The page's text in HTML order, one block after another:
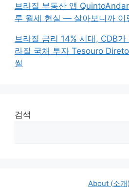
브라질 부동산 앱
루 월세 현실 — 살아보니까 이
브라질 금리 14% 시대, CDB
라질 국채 투자 Tesouro
썰
검색
About (소개)